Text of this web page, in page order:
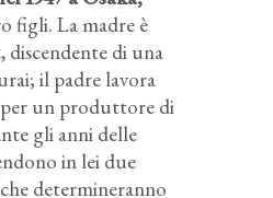
figli. La madre è
discendente di una
il padre lavora
un produttore di
gli anni delle
in lei due
determineranno